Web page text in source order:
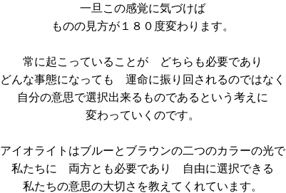
一旦この感覚に気づけば
ものの見方が１８０度変わります。
常に起こっていることが どちらも必要であり
どんな事態になっても 運命に振り回されるのではなく
自分の意思で選択出来るものであるという考えに
変わっていくのです。
アイオライトはブルーとブラウンの二つのカラーの光で
私たちに 両方とも必要であり 自由に選択できる
私たちの意思の大切さを教えてくれています。